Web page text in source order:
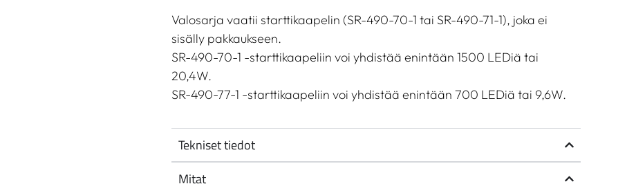
Valosarja vaatii starttikaapelin (SR-490-70-1 tai SR-490-71-1), joka ei
sisälly pakkaukseen.
SR-490-70-1 -starttikaapeliin voi yhdistää enintään 1500 LEDiä tai
20,4W.
SR-490-77-1 -starttikaapeliin voi yhdistää enintään 700 LEDiä tai 9,6W.
Tekniset tiedot
Mitat